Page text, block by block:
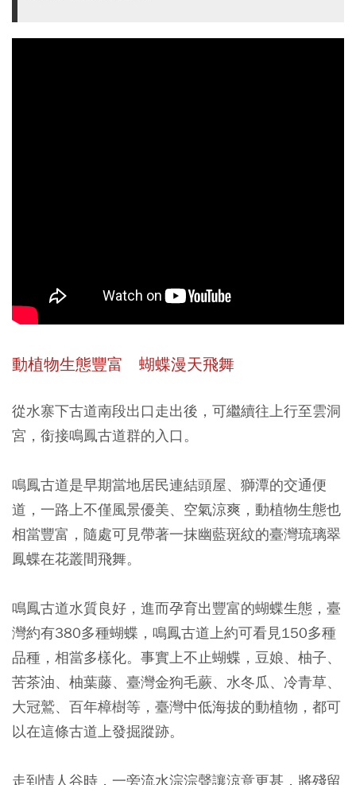
動植物生態豐富 蝴蝶漫天飛舞
從水寨下古道南段出口走出後，可繼續往上行至雲洞
宮，銜接鳴鳳古道群的入口。
鳴鳳古道是早期當地居民連結頭屋、獅潭的交通便
道，一路上不僅風景優美、空氣涼爽，動植物生態也
相當豐富，隨處可見帶著一抹幽藍斑紋的臺灣琉璃翠
鳳蝶在花叢間飛舞。
鳴鳳古道水質良好，進而孕育出豐富的蝴蝶生態，臺
灣約有380多種蝴蝶，鳴鳳古道上約可看見150多種
品種，相當多樣化。事實上不止蝴蝶，豆娘、柚子、
苦茶油、柚葉藤、臺灣金狗毛蕨、水冬瓜、冷青草、
大冠鷲、百年樟樹等，臺灣中低海拔的動植物，都可
以在這條古道上發掘蹤跡。
走到情人谷時，一旁流水淙淙聲讓涼意更甚，將殘留